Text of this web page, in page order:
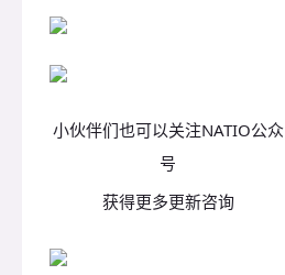
小伙伴们也可以关注NATIO公众
号
获得更多更新咨询